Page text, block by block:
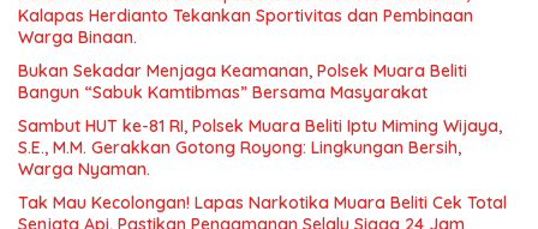
Kalapas Herdianto Tekankan Sportivitas dan Pembinaan
Warga Binaan.
Bukan Sekadar Menjaga Keamanan, Polsek Muara Beliti
Bangun “Sabuk Kamtibmas” Bersama Masyarakat
Sambut HUT ke-81 RI, Polsek Muara Beliti Iptu Miming Wijaya,
S.E., M.M. Gerakkan Gotong Royong: Lingkungan Bersih,
Warga Nyaman.
Tak Mau Kecolongan! Lapas Narkotika Muara Beliti Cek Total
Senjata Api, Pastikan Pengamanan Selalu Siaga 24 Jam